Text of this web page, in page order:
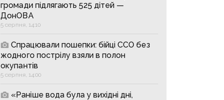
громади підлягають 525 дітей —
ДонОВА
5 серпня, 14:10
Спрацювали пошепки: бійці ССО без
жодного пострілу взяли в полон
окупантів
5 серпня, 14:00
«Раніше вода була у вихідні дні,